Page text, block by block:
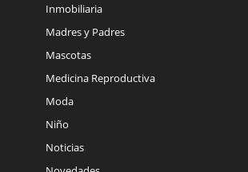
Inmobiliaria
Madres y Padres
Mascotas
Medicina Reproductiva
Moda
Niño
Noticias